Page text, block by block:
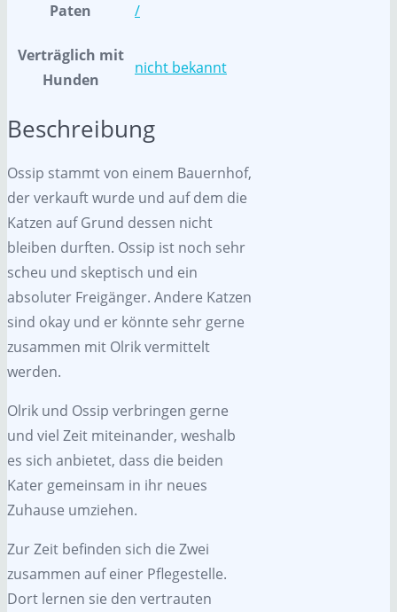
Paten /
Verträglich mit
Hunden
nicht bekannt
Beschreibung
Ossip stammt von einem Bauernhof,
der verkauft wurde und auf dem die
Katzen auf Grund dessen nicht
bleiben durften. Ossip ist noch sehr
scheu und skeptisch und ein
absoluter Freigänger. Andere Katzen
sind okay und er könnte sehr gerne
zusammen mit Olrik vermittelt
werden.
Olrik und Ossip verbringen gerne
und viel Zeit miteinander, weshalb
es sich anbietet, dass die beiden
Kater gemeinsam in ihr neues
Zuhause umziehen.
Zur Zeit befinden sich die Zwei
zusammen auf einer Pflegestelle.
Dort lernen sie den vertrauten